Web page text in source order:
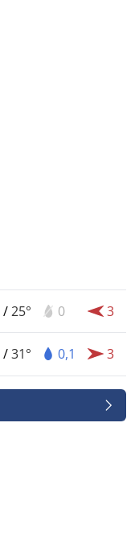
/25° 0 3
/31° 0,1 3